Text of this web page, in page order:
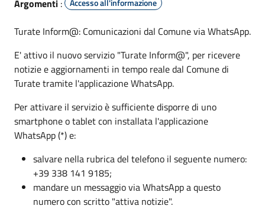
Argomenti :
Turate Inform@: Comunicazioni dal Comune via WhatsApp.
E' attivo il nuovo servizio "Turate Inform@", per ricevere
notizie e aggiornamenti in tempo reale dal Comune di
Turate tramite l'applicazione WhatsApp.
Per attivare il servizio è sufficiente disporre di uno
smartphone o tablet con installata l'applicazione
WhatsApp (*) e:
salvare nella rubrica del telefono il seguente numero:
+39 338 141 9185;
mandare un messaggio via WhatsApp a questo
numero con scritto "attiva notizie".